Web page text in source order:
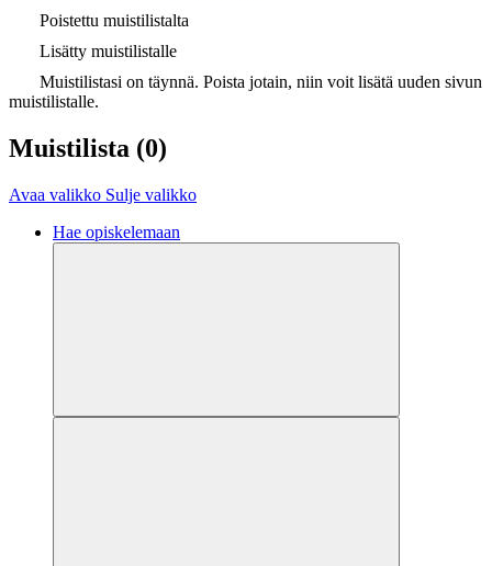
Poistettu muistilistalta
Lisätty muistilistalle
Muistilistasi on täynnä. Poista jotain, niin voit lisätä uuden sivun
muistilistalle.
Muistilista (0)
Avaa valikko Sulje valikko
Hae opiskelemaan